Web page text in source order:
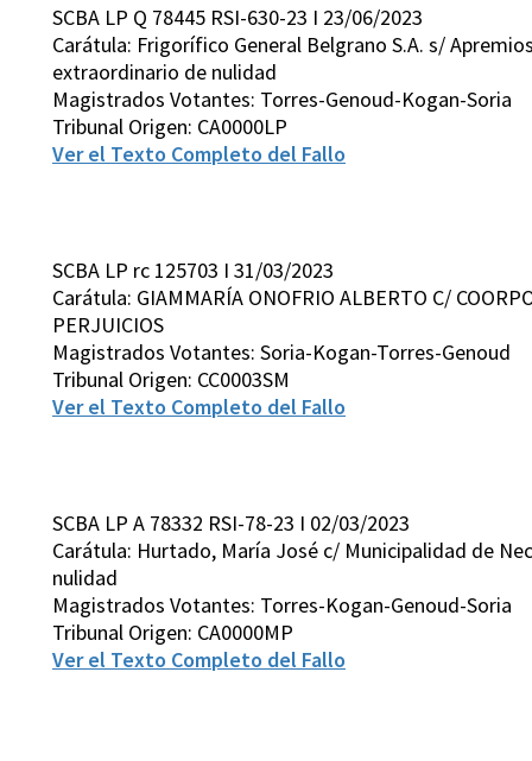
SCBA LP Q 78445 RSI-630-23 I 23/06/2023
Carátula: Frigorífico General Belgrano S.A. s/
extraordinario de nulidad
Magistrados Votantes: Torres-Genoud-Kogan-Soria
Tribunal Origen: CA0000LP
Ver el Texto Completo del Fallo
SCBA LP rc 125703 I 31/03/2023
Carátula: GIAMMARÍA ONOFRIO ALBERTO C/
PERJUICIOS
Magistrados Votantes: Soria-Kogan-Torres-Genoud
Tribunal Origen: CC0003SM
Ver el Texto Completo del Fallo
SCBA LP A 78332 RSI-78-23 I 02/03/2023
Carátula: Hurtado, María José c/ Municipalidad de
nulidad
Magistrados Votantes: Torres-Kogan-Genoud-Soria
Tribunal Origen: CA0000MP
Ver el Texto Completo del Fallo